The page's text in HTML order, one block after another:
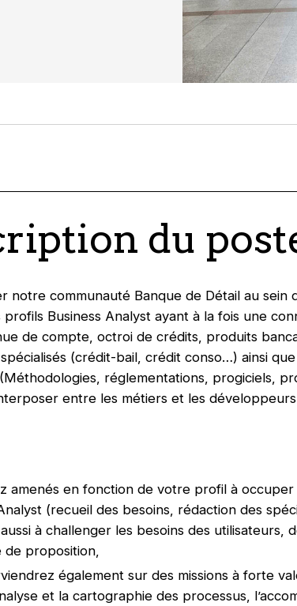
du
notre communauté Banque de Détail au sein
Business Analyst ayant à la fois une
de compte, octroi de crédits, produits
(crédit-bail, crédit conso…) ainsi
réglementations, progiciels,
entre les métiers et les développeurs
amenés en fonction de votre profil à
(recueil des besoins, rédaction des
à challenger les besoins des utilisateurs,
proposition,
également sur des missions à forte
et la cartographie des processus,